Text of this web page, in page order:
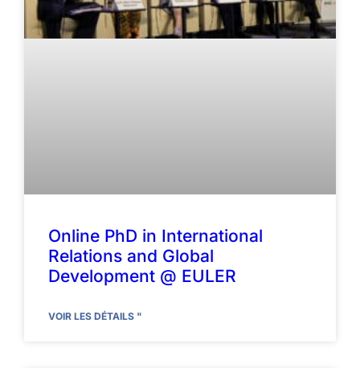
Online PhD in International
Relations and Global
Development @ EULER
VOIR LES DÉTAILS "